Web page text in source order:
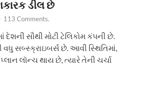
ડીલ છે
113 Comments.
દેશની સૌથી મોટી ટેલિકોમ કંપની છે.
વધુ સબ્સ્ક્રાઇબર્સ છે. આવી સ્થિતિમાં,
લૉન્ચ થાય છે, ત્યારે તેની ચર્ચા